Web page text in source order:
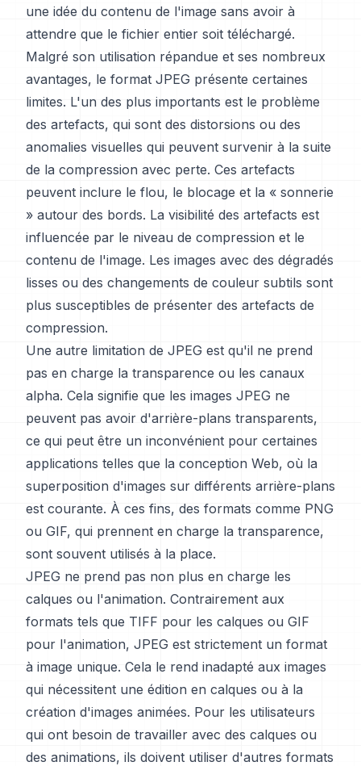
une idée du contenu de l'image sans avoir à
attendre que le fichier entier soit téléchargé.
Malgré son utilisation répandue et ses nombreux
avantages, le format JPEG présente certaines
limites. L'un des plus importants est le problème
des artefacts, qui sont des distorsions ou des
anomalies visuelles qui peuvent survenir à la suite
de la compression avec perte. Ces artefacts
peuvent inclure le flou, le blocage et la « sonnerie
» autour des bords. La visibilité des artefacts est
influencée par le niveau de compression et le
contenu de l'image. Les images avec des dégradés
lisses ou des changements de couleur subtils sont
plus susceptibles de présenter des artefacts de
compression.
Une autre limitation de JPEG est qu'il ne prend
pas en charge la transparence ou les canaux
alpha. Cela signifie que les images JPEG ne
peuvent pas avoir d'arrière-plans transparents,
ce qui peut être un inconvénient pour certaines
applications telles que la conception Web, où la
superposition d'images sur différents arrière-plans
est courante. À ces fins, des formats comme PNG
ou GIF, qui prennent en charge la transparence,
sont souvent utilisés à la place.
JPEG ne prend pas non plus en charge les
calques ou l'animation. Contrairement aux
formats tels que TIFF pour les calques ou GIF
pour l'animation, JPEG est strictement un format
à image unique. Cela le rend inadapté aux images
qui nécessitent une édition en calques ou à la
création d'images animées. Pour les utilisateurs
qui ont besoin de travailler avec des calques ou
des animations, ils doivent utiliser d'autres formats